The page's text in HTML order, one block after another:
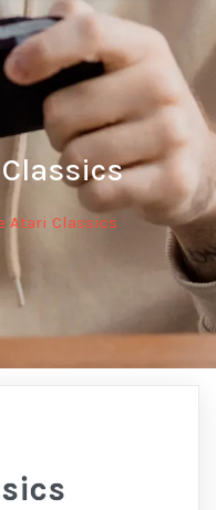
Atari Classics